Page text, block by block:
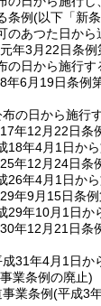
条例(以下「新
のあつた日から
年3月22日条例
の日から施行す
年6月19日条例
の日から施行す
年12月22日条
18年4月1日から
年12月24日条
26年4月1日から
年9月15日条
29年10月1日か
年12月21日条
31年4月1日か
業条例の廃止)
業条例(平成3